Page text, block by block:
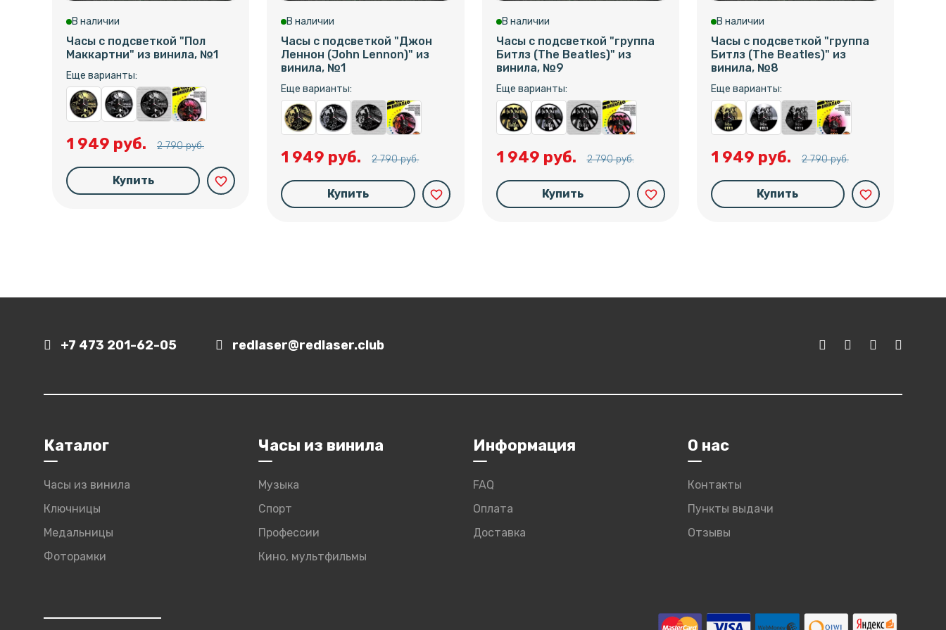
В наличии
Часы с подсветкой "Пол
Маккартни" из винила, №1
Еще варианты:
1 949 руб. 2 790 руб.
Купить favorite_border
В наличии
Часы с подсветкой "Джон
Леннон (John Lennon)" из
винила, №1
Еще варианты:
1 949 руб. 2 790 руб.
Купить favorite_border
В наличии
Часы с подсветкой "группа
Битлз (The Beatles)" из
винила, №9
Еще варианты:
1 949 руб. 2 790 руб.
Купить favorite_border
В наличии
Часы с подсветкой "группа
Битлз (The Beatles)" из
винила, №8
Еще варианты:
1 949 руб. 2 790 руб.
Купить favorite_border
+7 473 201-62-05 redlaser@redlaser.club
Каталог
Часы из винила
Ключницы
Медальницы
Фоторамки
Часы из винила
Музыка
Спорт
Профессии
Кино, мультфильмы
Информация
FAQ
Оплата
Доставка
О нас
Контакты
Пункты выдачи
Отзывы